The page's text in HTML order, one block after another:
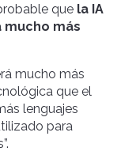
que la IA
más
mucho más
que el
lenguajes
para